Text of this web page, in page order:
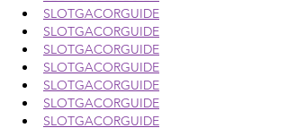
SLOTGACORGUIDE
SLOTGACORGUIDE
SLOTGACORGUIDE
SLOTGACORGUIDE
SLOTGACORGUIDE
SLOTGACORGUIDE
SLOTGACORGUIDE